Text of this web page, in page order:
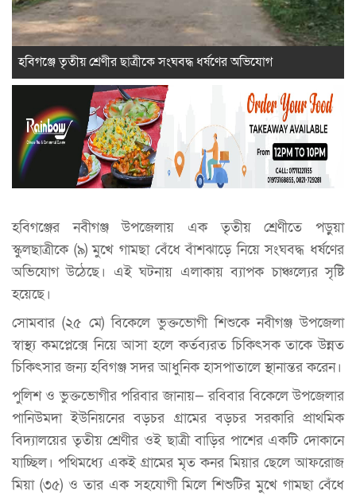
হবিগঞ্জে তৃতীয় শ্রেণীর ছাত্রীকে সংঘবদ্ধ ধর্ষণের অভিযোগ
হবিগঞ্জের নবীগঞ্জ উপজেলায় এক তৃতীয় শ্রেণীতে পড়ুয়া
স্কুলছাত্রীকে (৯) মুখে গামছা বেঁধে বাঁশঝাড়ে নিয়ে সংঘবদ্ধ ধর্ষণের
অভিযোগ উঠেছে। এই ঘটনায় এলাকায় ব্যাপক চাঞ্চল্যের সৃষ্টি
হয়েছে।
সোমবার (২৫ মে) বিকেলে ভুক্তভোগী শিশুকে নবীগঞ্জ উপজেলা
স্বাস্থ্য কমপ্লেক্সে নিয়ে আসা হলে কর্তব্যরত চিকিৎসক তাকে উন্নত
চিকিৎসার জন্য হবিগঞ্জ সদর আধুনিক হাসপাতালে স্থানান্তর করেন।
পুলিশ ও ভুক্তভোগীর পরিবার জানায়— রবিবার বিকেলে উপজেলার
পানিউমদা ইউনিয়নের বড়চর গ্রামের বড়চর সরকারি প্রাথমিক
বিদ্যালয়ের তৃতীয় শ্রেণীর ওই ছাত্রী বাড়ির পাশের একটি দোকানে
যাচ্ছিল। পথিমধ্যে একই গ্রামের মৃত কনর মিয়ার ছেলে আফরোজ
মিয়া (৩৫) ও তার এক সহযোগী মিলে শিশুটির মুখে গামছা বেঁধে